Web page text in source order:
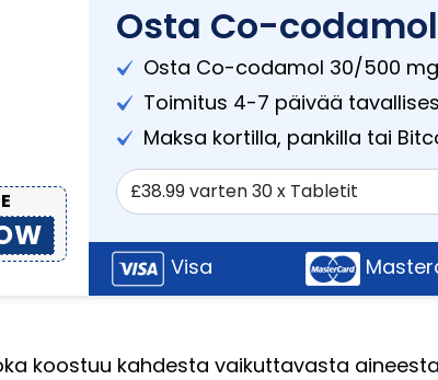
Osta Co-codamol
Osta Co-codamol 30/500
Toimitus 4-7 päivää
Maksa kortilla, pankilla tai
Visa
koostuu kahdesta vaikuttavasta